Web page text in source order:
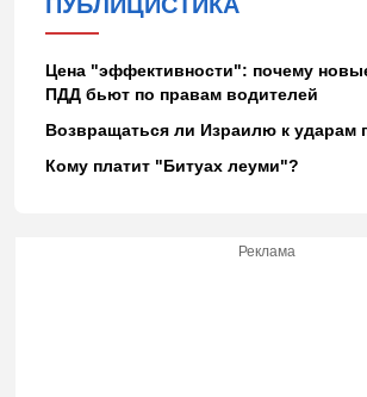
Цена "эффективности": почему
ПДД бьют по правам водителей
Возвращаться ли Израилю к ударам
Кому платит "Битуах леуми"?
Реклама